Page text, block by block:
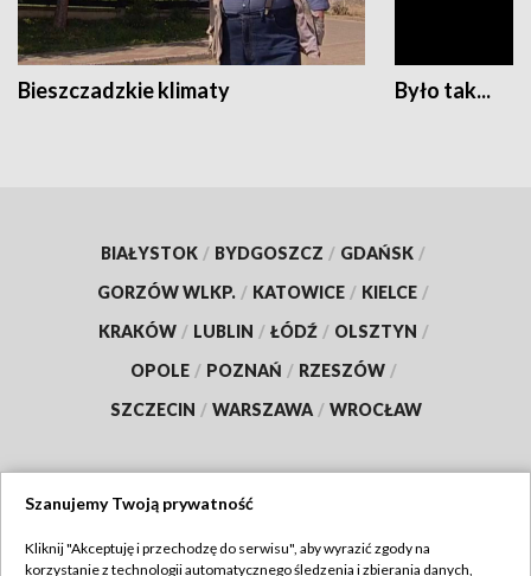
Bieszczadzkie klimaty Było tak...
BIAŁYSTOK / BYDGOSZCZ / GDAŃSK /
GORZÓW WLKP. / KATOWICE / KIELCE /
KRAKÓW / LUBLIN / ŁÓDŹ / OLSZTYN /
OPOLE / POZNAŃ / RZESZÓW /
SZCZECIN / WARSZAWA / WROCŁAW
Szanujemy Twoją prywatność
Kliknij "Akceptuję i przechodzę do serwisu", aby wyrazić zgody na
korzystanie z technologii automatycznego śledzenia i zbierania danych,